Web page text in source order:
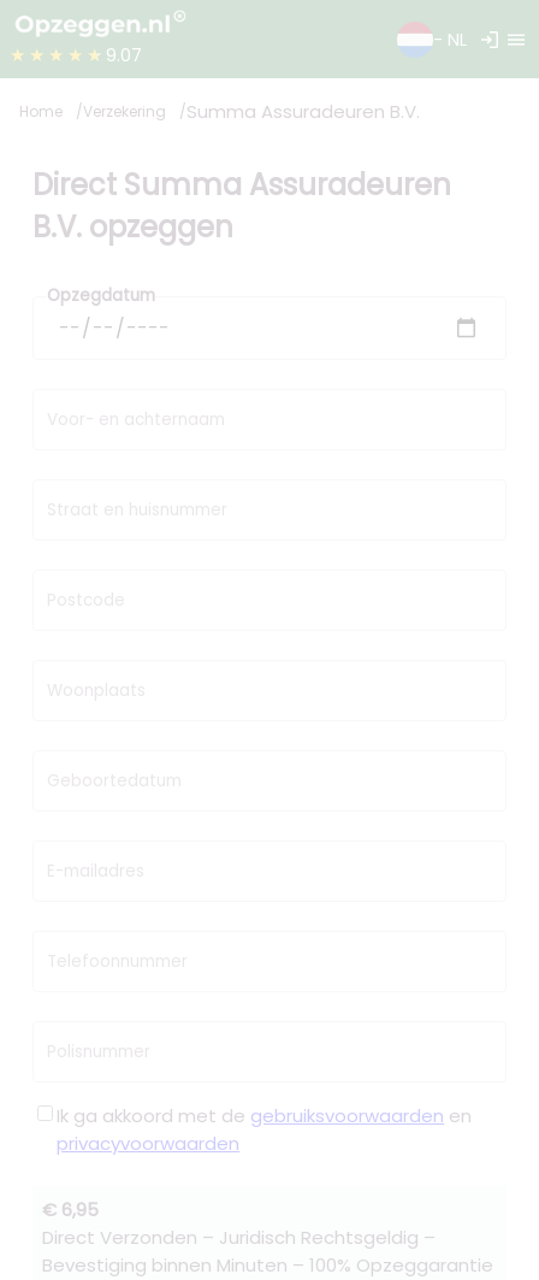
★★★★★ 9.07
- NL login menu
Home Verzekering Summa Assuradeuren B.V.
Direct Summa Assuradeuren
B.V. opzeggen
Opzegdatum
Voor- en achternaam
Straat en huisnummer
Postcode
Woonplaats
Geboortedatum
E-mailadres
Telefoonnummer
Polisnummer
Ik ga akkoord met de gebruiksvoorwaarden en
privacyvoorwaarden
€ 6,95
Direct Verzonden – Juridisch Rechtsgeldig –
Bevestiging binnen Minuten – 100% Opzeggarantie